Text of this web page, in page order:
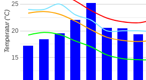
15
20
25
Temperatur (°C)